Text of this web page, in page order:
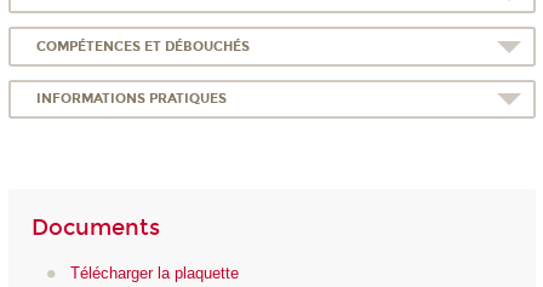
COMPÉTENCES ET DÉBOUCHÉS
INFORMATIONS PRATIQUES
Documents
Télécharger la plaquette